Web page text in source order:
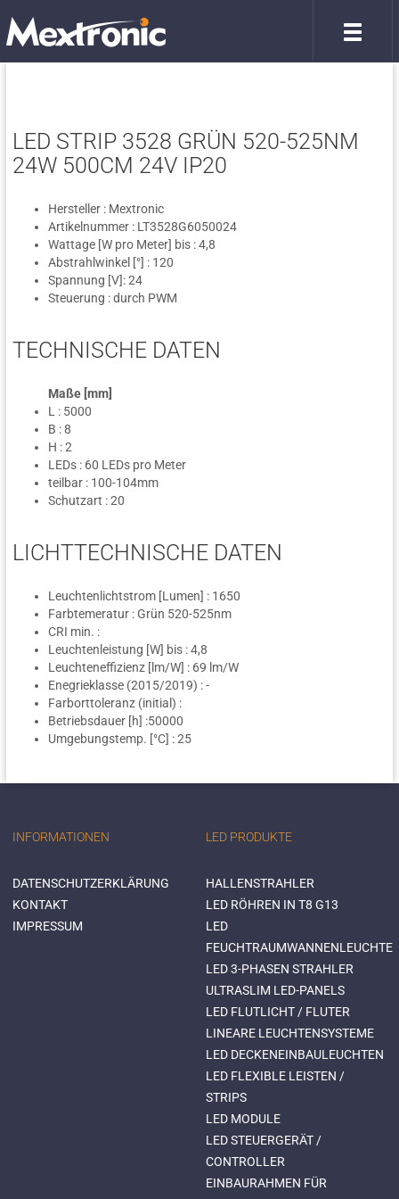
LED STRIP 3528 GRÜN 520-525NM
24W 500CM 24V IP20
Hersteller : Mextronic
Artikelnummer : LT3528G6050024
Wattage [W pro Meter] bis : 4,8
Abstrahlwinkel [°] : 120
Spannung [V]: 24
Steuerung : durch PWM
TECHNISCHE DATEN
Maße [mm]
L : 5000
B : 8
H : 2
LEDs : 60 LEDs pro Meter
teilbar : 100-104mm
Schutzart : 20
LICHTTECHNISCHE DATEN
Leuchtenlichtstrom [Lumen] : 1650
Farbtemeratur : Grün 520-525nm
CRI min. :
Leuchtenleistung [W] bis : 4,8
Leuchteneffizienz [lm/W] : 69 lm/W
Enegrieklasse (2015/2019) : -
Farborttoleranz (initial) :
Betriebsdauer [h] :50000
Umgebungstemp. [°C] : 25
INFORMATIONEN
DATENSCHUTZERKLÄRUNG
KONTAKT
IMPRESSUM
LED PRODUKTE
HALLENSTRAHLER
LED RÖHREN IN T8 G13
LED
FEUCHTRAUMWANNENLEUCHTE
LED 3-PHASEN STRAHLER
ULTRASLIM LED-PANELS
LED FLUTLICHT / FLUTER
LINEARE LEUCHTENSYSTEME
LED DECKENEINBAULEUCHTEN
LED FLEXIBLE LEISTEN /
STRIPS
LED MODULE
LED STEUERGERÄT /
CONTROLLER
EINBAURAHMEN FÜR